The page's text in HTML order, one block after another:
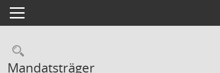
Toggle navigation
Mandatsträger